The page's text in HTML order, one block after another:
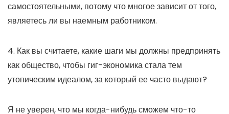
самостоятельными, потому что многое зависит от того,
являетесь ли вы наемным работником.
4. Как вы считаете, какие шаги мы должны предпринять
как общество, чтобы гиг-экономика стала тем
утопическим идеалом, за который ее часто выдают?
Я не уверен, что мы когда-нибудь сможем что-то